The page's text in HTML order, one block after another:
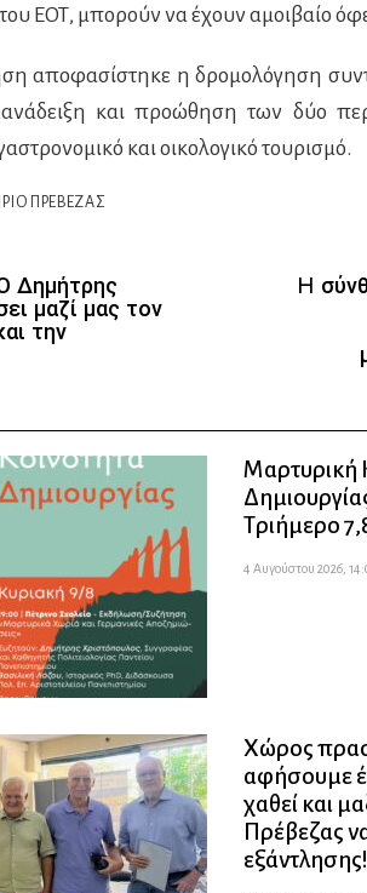
ΕΟΤ, μπορούν να έχουν αμοιβαίο
αποφασίστηκε η δρομολόγηση
και προώθηση των δύο
και οικολογικό τουρισμό.
ΠΡΈΒΕΖΑΣ
Δημήτρης
μαζί μας τον
την
H
Μαρτυρική
Τριήμερο
4 Αυγούστου 2026,
Χώρος
αφήσουμε
χαθεί και
Πρέβεζας
εξάντλησης!